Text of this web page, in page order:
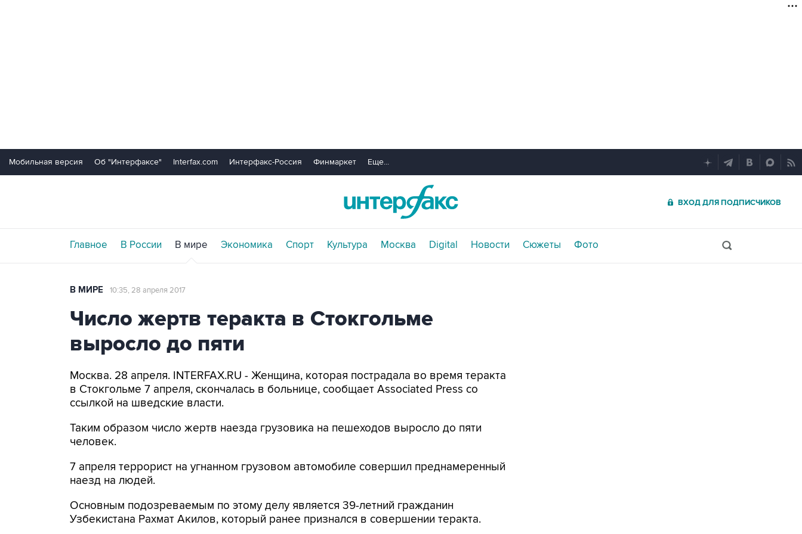
Мобильная версия Об "Интерфаксе" Interfax.com Интерфакс-Россия Финмаркет Еще...
ВХОД ДЛЯ ПОДПИСЧИКОВ
Главное В России В мире Экономика Спорт Культура Москва Digital Новости Сюжеты Фото
В МИРЕ 10:35, 28 апреля 2017
Число жертв теракта в Стокгольме
выросло до пяти
Москва. 28 апреля. INTERFAX.RU - Женщина, которая пострадала во время теракта
в Стокгольме 7 апреля, скончалась в больнице, сообщает Associated Press со
ссылкой на шведские власти.
Таким образом число жертв наезда грузовика на пешеходов выросло до пяти
человек.
7 апреля террорист на угнанном грузовом автомобиле совершил преднамеренный
наезд на людей.
Основным подозреваемым по этому делу является 39-летний гражданин
Узбекистана Рахмат Акилов, который ранее признался в совершении теракта.